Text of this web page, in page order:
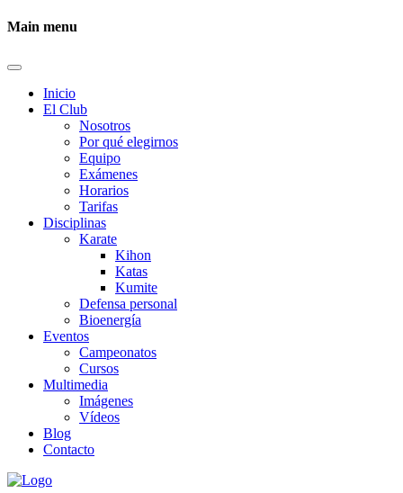
Main menu
Inicio
El Club
Nosotros
Por qué elegirnos
Equipo
Exámenes
Horarios
Tarifas
Disciplinas
Karate
Kihon
Katas
Kumite
Defensa personal
Bioenergía
Eventos
Campeonatos
Cursos
Multimedia
Imágenes
Vídeos
Blog
Contacto